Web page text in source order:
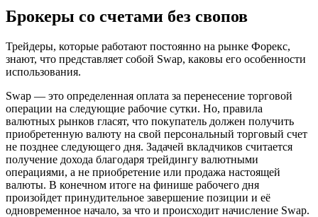
Брокеры со счетами без свопов
Трейдеры, которые работают постоянно на рынке Форекс,
знают, что представляет собой Swap, каковы его особенности
использования.
Swap — это определенная оплата за перенесение торговой
операции на следующие рабочие сутки. Но, правила
валютных рынков гласят, что покупатель должен получить
приобретенную валюту на свой персональный торговый счет
не позднее следующего дня. Задачей вкладчиков считается
получение дохода благодаря трейдингу валютными
операциями, а не приобретение или продажа настоящей
валюты. В конечном итоге на финише рабочего дня
произойдет принудительное завершение позиции и её
одновременное начало, за что и происходит начисление Swap.